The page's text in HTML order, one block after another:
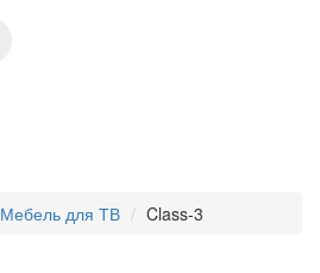
Мебель для ТВ Class-3